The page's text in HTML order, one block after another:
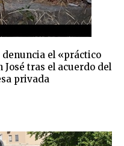
denuncia el «práctico
tras el acuerdo del
privada